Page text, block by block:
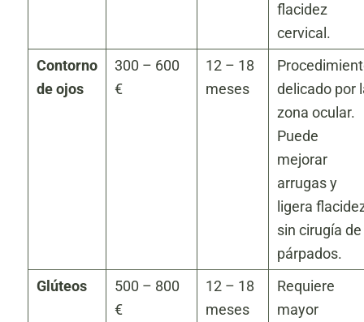
flacidez
cervical.
Contorno
de ojos
300 – 600
€
12 – 18
meses
delicado por
zona ocular.
Puede
mejorar
arrugas y
ligera
sin cirugía de
párpados.
Glúteos
500 – 800
€
12 – 18
meses
Requiere
mayor